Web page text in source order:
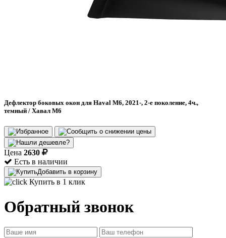
Дефлектор боковых окон для Haval M6, 2021-, 2-е поколение, 4ч.,
темный / Хавал М6
Цена 2630
Есть в наличии
Добавить в корзину
Купить в 1 клик
Обратный звонок